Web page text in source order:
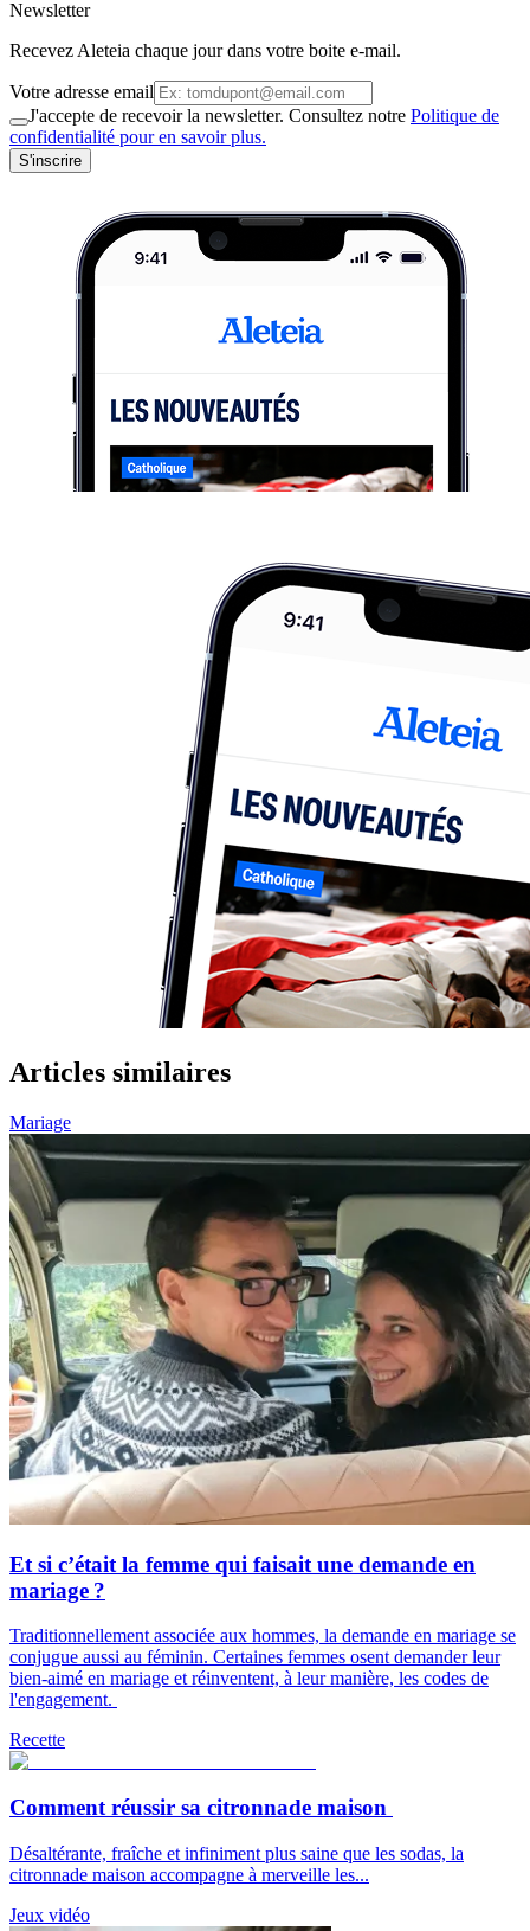
Newsletter
Recevez Aleteia chaque jour dans votre boite e-mail.
Votre adresse email
J'accepte de recevoir la newsletter. Consultez notre Politique de
confidentialité pour en savoir plus.
S'inscrire
Articles similaires
Mariage
Et si c’était la femme qui faisait une demande en
mariage ?
Traditionnellement associée aux hommes, la demande en mariage se
conjugue aussi au féminin. Certaines femmes osent demander leur
bien-aimé en mariage et réinventent, à leur manière, les codes de
l'engagement.
Recette
Comment réussir sa citronnade maison
Désaltérante, fraîche et infiniment plus saine que les sodas, la
citronnade maison accompagne à merveille les...
Jeux vidéo